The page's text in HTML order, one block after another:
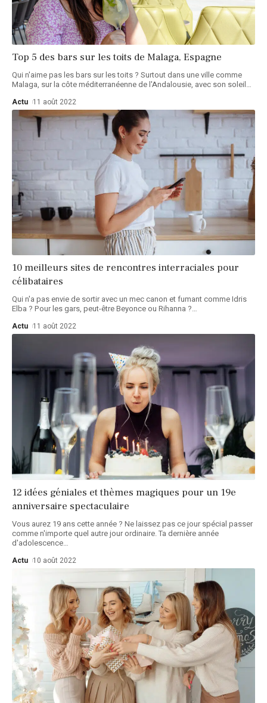
Top 5 des bars sur les toits de Malaga, Espagne
Qui n'aime pas les bars sur les toits ? Surtout dans une ville comme
Malaga, sur la côte méditerranéenne de l'Andalousie, avec son soleil…
Actu 11 août 2022
10 meilleurs sites de rencontres interraciales pour
célibataires
Qui n'a pas envie de sortir avec un mec canon et fumant comme Idris
Elba ? Pour les gars, peut-être Beyonce ou Rihanna ?…
Actu 11 août 2022
12 idées géniales et thèmes magiques pour un 19e
anniversaire spectaculaire
Vous aurez 19 ans cette année ? Ne laissez pas ce jour spécial passer
comme n'importe quel autre jour ordinaire. Ta dernière année
d'adolescence…
Actu 10 août 2022